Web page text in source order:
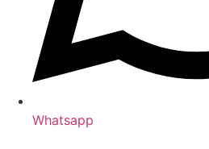
Whatsapp